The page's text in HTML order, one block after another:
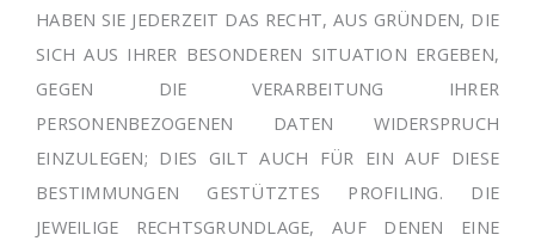
HABEN SIE JEDERZEIT DAS RECHT, AUS GRÜNDEN, DIE
SICH AUS IHRER BESONDEREN SITUATION ERGEBEN,
GEGEN DIE VERARBEITUNG IHRER
PERSONENBEZOGENEN DATEN WIDERSPRUCH
EINZULEGEN; DIES GILT AUCH FÜR EIN AUF DIESE
BESTIMMUNGEN GESTÜTZTES PROFILING. DIE
JEWEILIGE RECHTSGRUNDLAGE, AUF DENEN EINE